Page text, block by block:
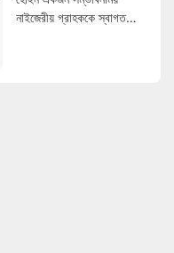
নাইজেরীয় গ্রাহককে স্বাগত